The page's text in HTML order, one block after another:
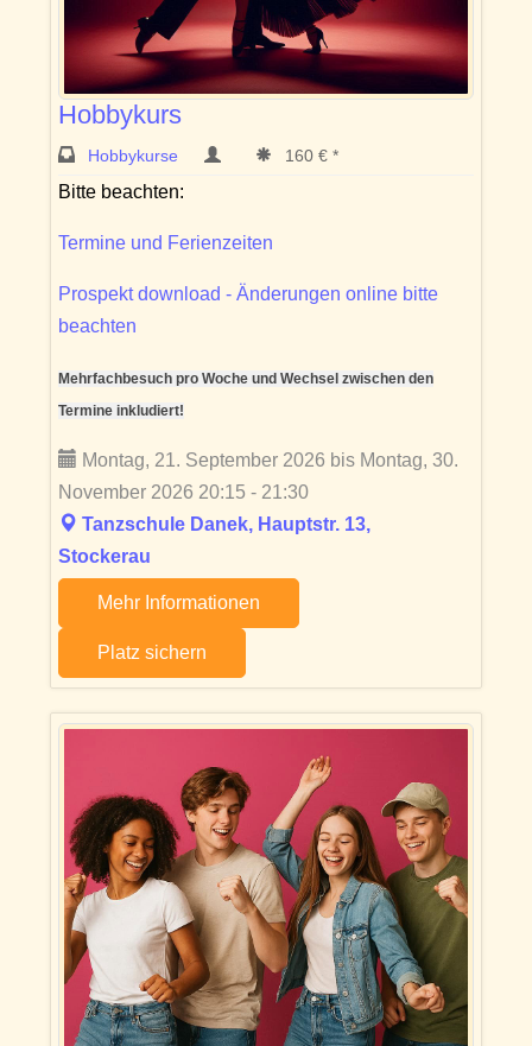
Hobbykurs
Hobbykurse 160 € *
Bitte beachten:
Termine und Ferienzeiten
Prospekt download - Änderungen online bitte
beachten
Mehrfachbesuch pro Woche und Wechsel zwischen den
Termine inkludiert!
Montag, 21. September 2026 bis Montag, 30.
November 2026 20:15 - 21:30
Tanzschule Danek, Hauptstr. 13,
Stockerau
Mehr Informationen
Platz sichern